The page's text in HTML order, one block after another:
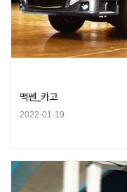
맥쎈_카고
2022-01-19